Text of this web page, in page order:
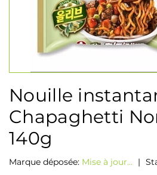
Nouille
Chapaghetti
140g
Marque déposée: Mise à jour... |